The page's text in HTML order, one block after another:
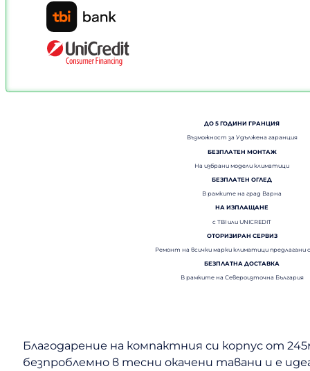
ДО 5 ГОДИНИ ГРАНЦИЯ
Възможност за Удължена гаранция
БЕЗПЛАТЕН МОНТАЖ
На избрани модели климатици
БЕЗПЛАТЕН ОГЛЕД
В рамките на град Варна
НА ИЗПЛАЩАНЕ
с TBI или UNICREDIT
ОТОРИЗИРАН СЕРВИЗ
Ремонт на всички марки климатици предлагани
БЕЗПЛАТНА ДОСТАВКА
В рамките на Североизточна България
Благодарение на компактния си корпус от
безпроблемно в тесни окачени тавани и е